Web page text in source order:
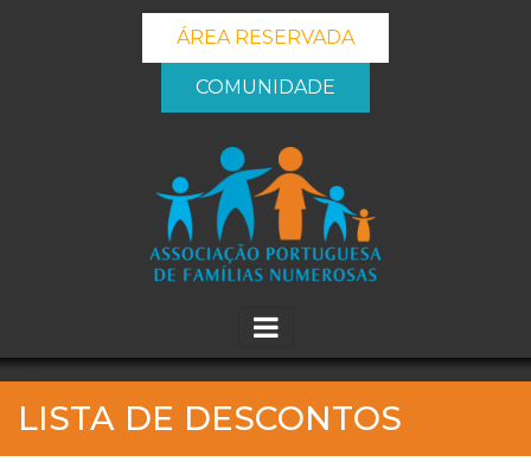
ÁREA RESERVADA
COMUNIDADE
_banner_me_
LISTA DE DESCONTOS